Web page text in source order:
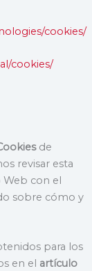
cookies/
cookies/
de
revisar esta
Web con el
sobre cómo y
para los
en el artículo